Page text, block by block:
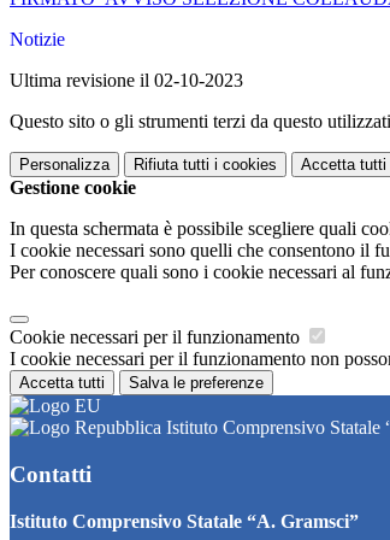
Notizie
Ultima revisione il 02-10-2023
Questo sito o gli strumenti terzi da questo
Personalizza Rifiuta tutti i cookies Accetta tutti
Gestione cookie
In questa schermata è possibile scegliere quali
I cookie necessari sono quelli che consentono il
Per conoscere quali sono i cookie necessari al
Cookie necessari per il funzionamento
I cookie necessari per il funzionamento non
Accetta tutti Salva le preferenze
Istituto Comprensivo Statale
Contatti
Istituto Comprensivo Statale “A. Gramsci”